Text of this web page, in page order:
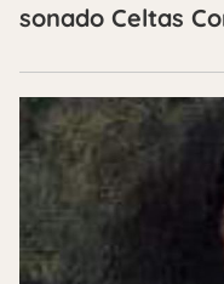
sonado Celtas